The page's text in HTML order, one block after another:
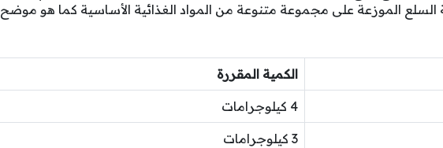
الموزعة على مجموعة متنوعة من المواد الغذائية الأساسية كما هو موضح
الكمية المقررة
4 كيلوجرامات
3 كيلوجرامات